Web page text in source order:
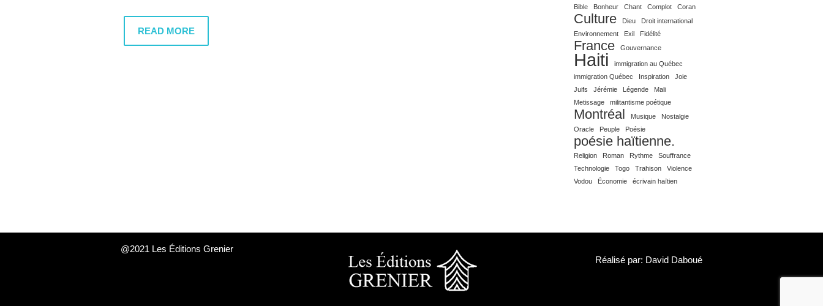
READ MORE
Bible Bonheur Chant Complot Coran
Culture Dieu
Droit international
Environnement
Exil Fidélité
France Gouvernance
Haiti
immigration au Québec
immigration Québec
Inspiration
Joie
Juifs
Jérémie Légende
Mali
Metissage
militantisme poétique
Montréal Musique
Nostalgie
Oracle
Peuple Poésie
poésie haïtienne.
Religion Roman Rythme
Souffrance
Technologie
Togo Trahison
Violence
Vodou
Économie écrivain haïtien
@2021 Les Éditions Grenier
Réalisé par: David Daboué